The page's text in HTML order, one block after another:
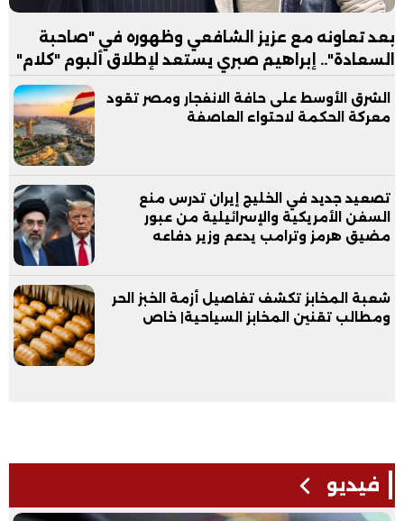
بعد تعاونه مع عزيز الشافعي وظهوره في "صاحبة
السعادة".. إبراهيم صبري يستعد لإطلاق ألبوم "كلام"
الشرق الأوسط على حافة الانفجار ومصر تقود
معركة الحكمة لاحتواء العاصفة
تصعيد جديد في الخليج إيران تدرس منع
السفن الأمريكية والإسرائيلية من عبور
مضيق هرمز وترامب يدعم وزير دفاعه
شعبة المخابز تكشف تفاصيل أزمة الخبز الحر
ومطالب تقنين المخابز السياحية| خاص
فيديو